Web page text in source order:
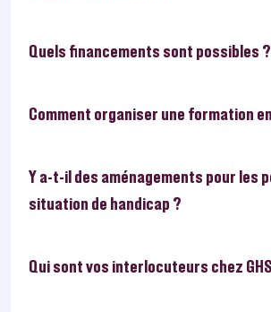
Quels financements sont possibles ?
Comment organiser une formation
Y a-t-il des aménagements pour les
situation de handicap ?
Qui sont vos interlocuteurs chez